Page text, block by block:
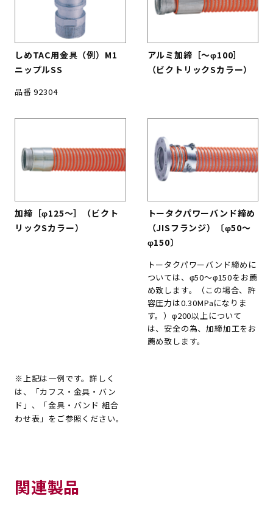
しめTAC用金具（例）M1
ニップルSS
品番 92304
アルミ加締［〜φ100］
（ビクトリックSカラー）
加締［φ125〜］（ビクト
リックSカラー）
トータクパワーバンド締め
（JISフランジ）〔φ50〜
φ150〕
トータクパワーバンド締めに
ついては、φ50〜φ150をお薦
め致します。（この場合、許
容圧力は0.30MPaになりま
す。）φ200以上について
は、安全の為、加締加工をお
薦め致します。
※上記は一例です。詳しく
は、「カフス・金具・バン
ド」、「金具・バンド 組合
わせ表」をご参照ください。
関連製品